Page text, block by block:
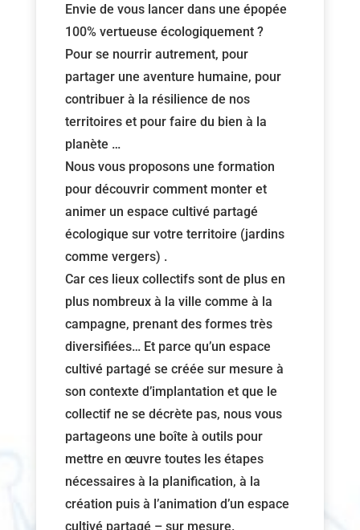
Envie de vous lancer dans une épopée
100% vertueuse écologiquement ?
Pour se nourrir autrement, pour
partager une aventure humaine, pour
contribuer à la résilience de nos
territoires et pour faire du bien à la
planète …
Nous vous proposons une formation
pour découvrir comment monter et
animer un espace cultivé partagé
écologique sur votre territoire (jardins
comme vergers) .
Car ces lieux collectifs sont de plus en
plus nombreux à la ville comme à la
campagne, prenant des formes très
diversifiées… Et parce qu’un espace
cultivé partagé se créée sur mesure à
son contexte d’implantation et que le
collectif ne se décrète pas, nous vous
partageons une boîte à outils pour
mettre en œuvre toutes les étapes
nécessaires à la planification, à la
création puis à l’animation d’un espace
cultivé partagé – sur mesure.